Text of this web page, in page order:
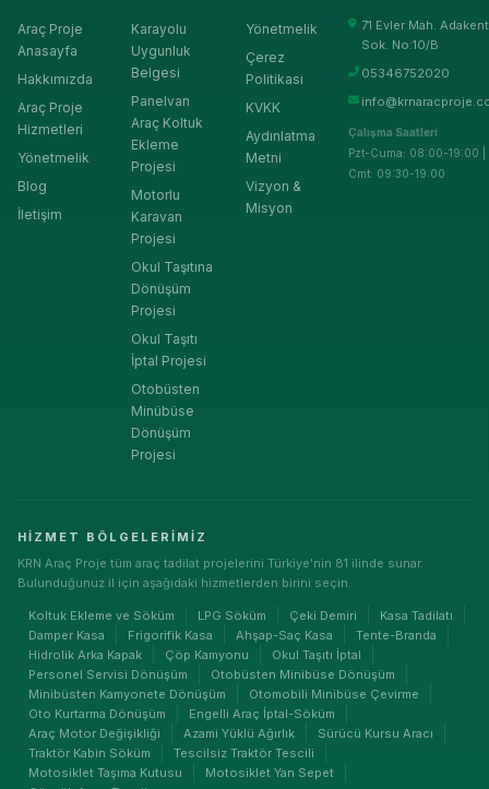
Araç Proje
Anasayfa
Hakkımızda
Araç Proje
Hizmetleri
Yönetmelik
Blog
İletişim
Karayolu
Uygunluk
Belgesi
Panelvan
Araç Koltuk
Ekleme
Projesi
Motorlu
Karavan
Projesi
Okul Taşıtına
Dönüşüm
Projesi
Okul Taşıtı
İptal Projesi
Otobüsten
Minübüse
Dönüşüm
Projesi
Yönetmelik
Çerez
Politikası
KVKK
Aydınlatma
Metni
Vizyon &
Misyon
71 Evler Mah. Adakent
Sok. No:10/B
05346752020
Çalışma Saatleri
Pzt-Cuma: 08:00-19:00 |
Cmt: 09:30-19:00
HIZMET BÖLGELERIMIZ
KRN Araç Proje tüm araç tadilat projelerini Türkiye'nin 81 ilinde sunar.
Bulunduğunuz il için aşağıdaki hizmetlerden birini seçin.
Koltuk Ekleme ve Söküm LPG Söküm Çeki Demiri
Kasa Tadilatı
Damper Kasa
Frigorifik Kasa Ahşap-Saç Kasa
Tente-Branda
Hidrolik Arka Kapak
Çöp Kamyonu
Okul Taşıtı İptal
Personel Servisi Dönüşüm
Otobüsten Minibüse Dönüşüm
Minibüsten Kamyonete Dönüşüm
Otomobili Minibüse Çevirme
Oto Kurtarma Dönüşüm
Engelli Araç İptal-Söküm
Araç Motor Değişikliği
Azami Yüklü Ağırlık
Sürücü Kursu Aracı
Traktör Kabin Söküm
Tescilsiz Traktör Tescili
Motosiklet Taşıma Kutusu
Motosiklet Yan Sepet